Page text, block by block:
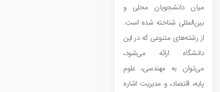
میان دانشجویان محلی و
بین‌المللی شناخته شده است.
از رشته‌های متنوعی که در این
دانشگاه ارائه می‌شود،
می‌توان به مهندسی، علوم
پایه، اقتصاد، و مدیریت اشاره